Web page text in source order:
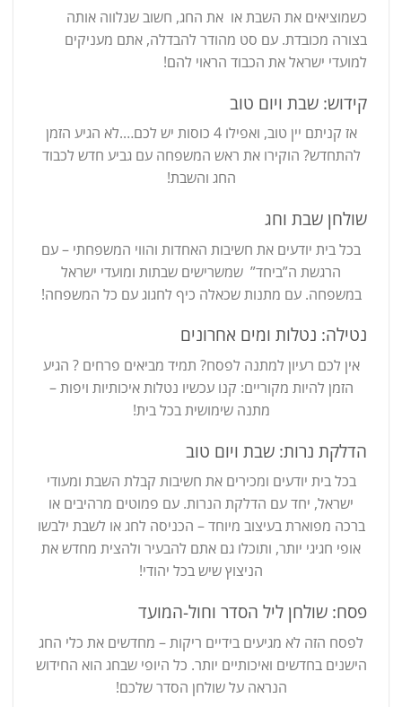
כשמוציאים את השבת או את החג, חשוב שנלווה אותה
בצורה מכובדת. עם סט מהודר להבדלה, אתם מעניקים
למועדי ישראל את הכבוד הראוי להם!
קידוש: שבת ויום טוב
אז קניתם יין טוב, ואפילו 4 כוסות יש לכם….לא הגיע הזמן
להתחדש? הוקירו את ראש המשפחה עם גביע חדש לכבוד
החג והשבת!
שולחן שבת וחג
בכל בית יודעים את חשיבות האחדות והווי המשפחתי – עם
הרגשת ה”ביחד” שמשרישים שבתות ומועדי ישראל
במשפחה. עם מתנות שכאלה כיף לחגוג עם כל המשפחה!
נטילה: נטלות ומים אחרונים
אין לכם רעיון למתנה לפסח? תמיד מביאים פרחים ? הגיע
הזמן להיות מקוריים: קנו עכשיו נטלות איכותיות ויפות –
מתנה שימושית בכל בית!
הדלקת נרות: שבת ויום טוב
בכל בית יודעים ומכירים את חשיבות קבלת השבת ומעודי
ישראל, יחד עם הדלקת הנרות. עם פמוטים מרהיבים או
ברכה מפוארת בעיצוב מיוחד – הכניסה לחג או לשבת ילבשו
אופי חגיגי יותר, ותוכלו גם אתם להבעיר ולהצית מחדש את
הניצוץ שיש בכל יהודי!
פסח: שולחן ליל הסדר וחול-המועד
לפסח הזה לא מגיעים בידיים ריקות – מחדשים את כלי החג
הישנים בחדשים ואיכותיים יותר. כל היופי שבחג הוא החידוש
הנראה על שולחן הסדר שלכם!